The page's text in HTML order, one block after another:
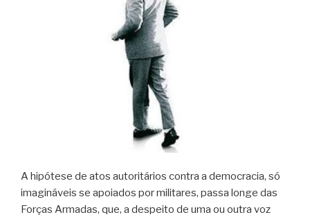
A hipótese de atos autoritários contra a democracia, só
imagináveis se apoiados por militares, passa longe das
Forças Armadas, que, a despeito de uma ou outra voz